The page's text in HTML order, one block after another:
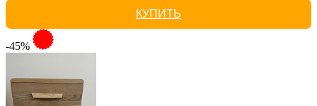
КУПИТЬ
-45%